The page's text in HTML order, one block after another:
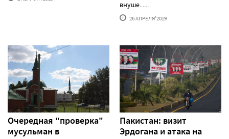
внуше......
26 АПРЕЛЯ'2019
Очередная "проверка"
мусульман в
Пакистан: визит
Эрдогана и атака на